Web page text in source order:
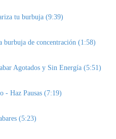
tu burbuja (9:39)
de concentración (1:58)
Agotados y Sin Energía (5:51)
- Haz Pausas (7:19)
(5:23)